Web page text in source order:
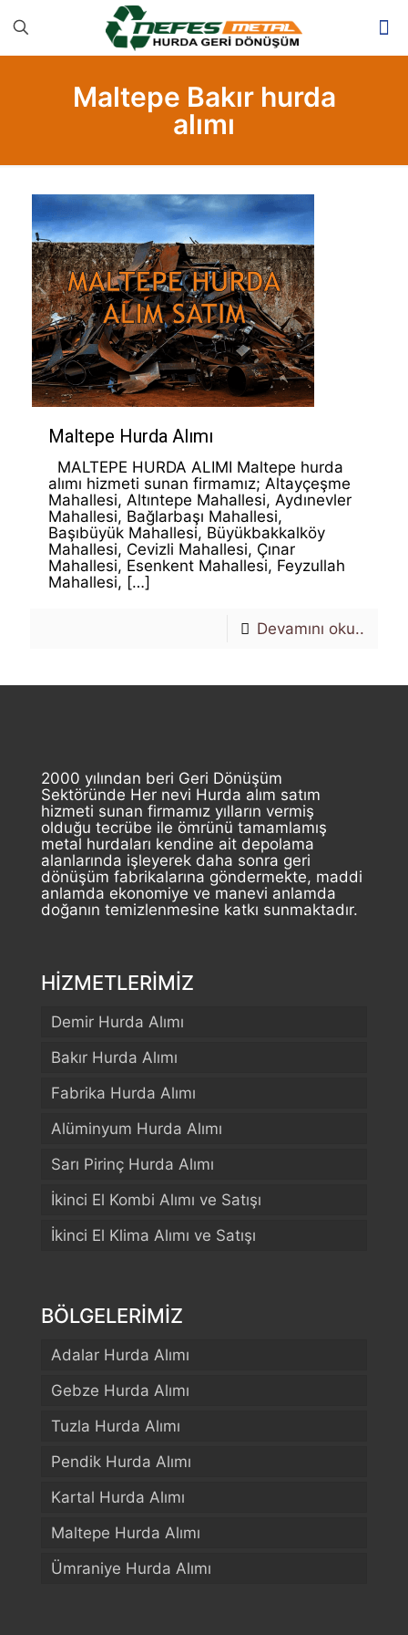
Maltepe Bakır hurda
alımı
Maltepe Hurda Alımı
MALTEPE HURDA ALIMI Maltepe hurda
alımı hizmeti sunan firmamız; Altayçeşme
Mahallesi, Altıntepe Mahallesi, Aydınevler
Mahallesi, Bağlarbaşı Mahallesi,
Başıbüyük Mahallesi, Büyükbakkalköy
Mahallesi, Cevizli Mahallesi, Çınar
Mahallesi, Esenkent Mahallesi, Feyzullah
Mahallesi, […]
Devamını oku..
2000 yılından beri Geri Dönüşüm
Sektöründe Her nevi Hurda alım satım
hizmeti sunan firmamız yılların vermiş
olduğu tecrübe ile ömrünü tamamlamış
metal hurdaları kendine ait depolama
alanlarında işleyerek daha sonra geri
dönüşüm fabrikalarına göndermekte, maddi
anlamda ekonomiye ve manevi anlamda
doğanın temizlenmesine katkı sunmaktadır.
HİZMETLERİMİZ
Demir Hurda Alımı
Bakır Hurda Alımı
Fabrika Hurda Alımı
Alüminyum Hurda Alımı
Sarı Pirinç Hurda Alımı
İkinci El Kombi Alımı ve Satışı
İkinci El Klima Alımı ve Satışı
BÖLGELERİMİZ
Adalar Hurda Alımı
Gebze Hurda Alımı
Tuzla Hurda Alımı
Pendik Hurda Alımı
Kartal Hurda Alımı
Maltepe Hurda Alımı
Ümraniye Hurda Alımı